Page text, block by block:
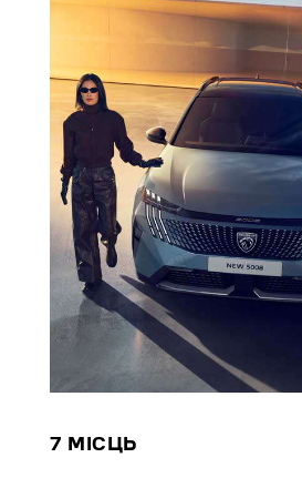
7 МІСЦЬ